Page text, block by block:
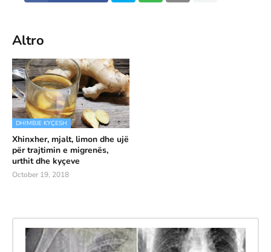
Altro
DHIMBJE KYÇESH
Xhinxher, mjalt, limon dhe ujë
për trajtimin e migrenës,
urthit dhe kyçeve
October 19, 2018